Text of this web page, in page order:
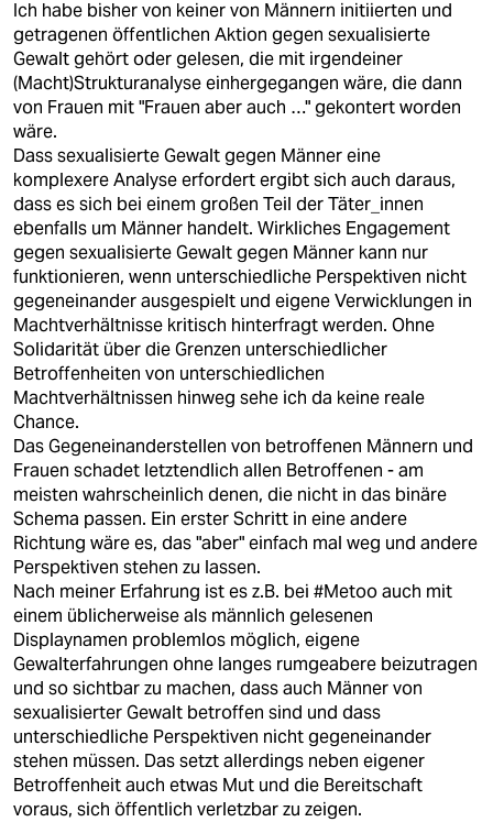
Ich habe bisher von keiner von Männern initiierten und
getragenen öffentlichen Aktion gegen sexualisierte
Gewalt gehört oder gelesen, die mit irgendeiner
(Macht)Strukturanalyse einhergegangen wäre, die dann
von Frauen mit "Frauen aber auch …" gekontert worden
wäre.
Dass sexualisierte Gewalt gegen Männer eine
komplexere Analyse erfordert ergibt sich auch daraus,
dass es sich bei einem großen Teil der Täter_innen
ebenfalls um Männer handelt. Wirkliches Engagement
gegen sexualisierte Gewalt gegen Männer kann nur
funktionieren, wenn unterschiedliche Perspektiven nicht
gegeneinander ausgespielt und eigene Verwicklungen in
Machtverhältnisse kritisch hinterfragt werden. Ohne
Solidarität über die Grenzen unterschiedlicher
Betroffenheiten von unterschiedlichen
Machtverhältnissen hinweg sehe ich da keine reale
Chance.
Das Gegeneinanderstellen von betroffenen Männern und
Frauen schadet letztendlich allen Betroffenen - am
meisten wahrscheinlich denen, die nicht in das binäre
Schema passen. Ein erster Schritt in eine andere
Richtung wäre es, das "aber" einfach mal weg und andere
Perspektiven stehen zu lassen.
Nach meiner Erfahrung ist es z.B. bei #Metoo auch mit
einem üblicherweise als männlich gelesenen
Displaynamen problemlos möglich, eigene
Gewalterfahrungen ohne langes rumgeabere beizutragen
und so sichtbar zu machen, dass auch Männer von
sexualisierter Gewalt betroffen sind und dass
unterschiedliche Perspektiven nicht gegeneinander
stehen müssen. Das setzt allerdings neben eigener
Betroffenheit auch etwas Mut und die Bereitschaft
voraus, sich öffentlich verletzbar zu zeigen.